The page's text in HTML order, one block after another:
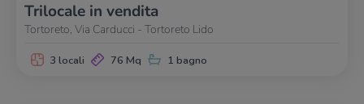
Trilocale in vendita
Tortoreto, Via Carducci - Tortoreto Lido
3 locali 76 Mq 1 bagno